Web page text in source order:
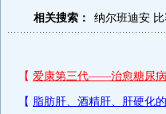
相关搜索： 纳尔班迪安